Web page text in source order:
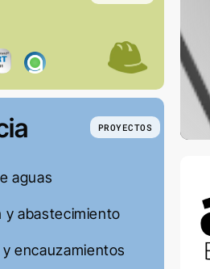
PROYECTOS
aguas
y abastecimiento
encauzamientos